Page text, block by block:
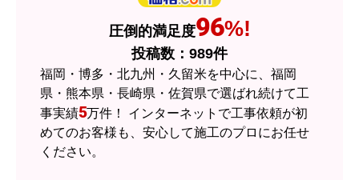
圧倒的満足度96%!
投稿数： 989件
福岡・博多・北九州・久留米を中心に、福岡
県・熊本県・長崎県・佐賀県で選ばれ続けて工
事実績5万件！ インターネットで工事依頼が初
めてのお客様も、安心して施工のプロにお任せ
ください。